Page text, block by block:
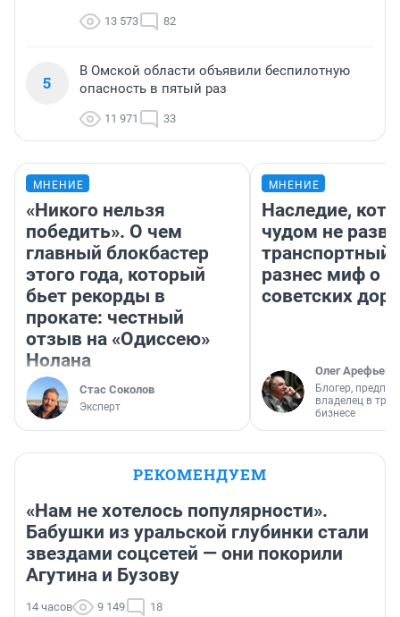
13 573 82
5
В Омской области объявили беспилотную
опасность в пятый раз
11 971 33
МНЕНИЕ
«Никого нельзя
победить». О чем
главный блокбастер
этого года, который
бьет рекорды в
прокате: честный
отзыв на «Одиссею»
Нолана
Стас Соколов
Эксперт
МНЕНИЕ
Наследие,
чудом не
транспортный
разнес миф о
советских
Олег Арефьев
Блогер,
владелец в
бизнесе
РЕКОМЕНДУЕМ
«Нам не хотелось популярности».
Бабушки из уральской глубинки стали
звездами соцсетей — они покорили
Агутина и Бузову
14 часов 9 149 18